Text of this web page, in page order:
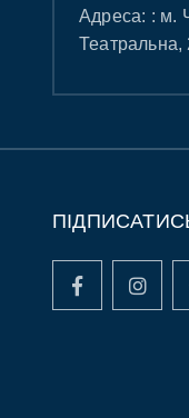
Адреса: : м.
Театральна,